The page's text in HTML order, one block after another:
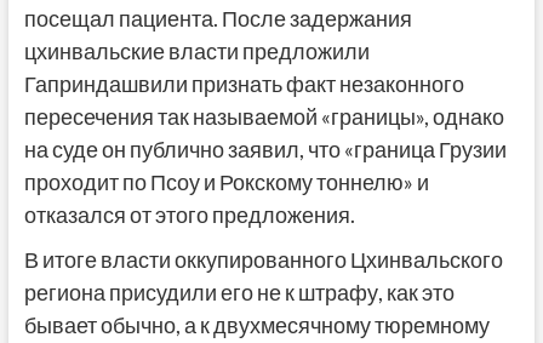
посещал пациента. После задержания
цхинвальские власти предложили
Гаприндашвили признать факт незаконного
пересечения так называемой «границы», однако
на суде он публично заявил, что «граница Грузии
проходит по Псоу и Рокскому тоннелю» и
отказался от этого предложения.
В итоге власти оккупированного Цхинвальского
региона присудили его не к штрафу, как это
бывает обычно, а к двухмесячному тюремному